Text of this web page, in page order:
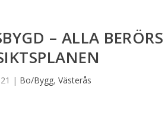
– ALLA
| Bo/Bygg,Västerås